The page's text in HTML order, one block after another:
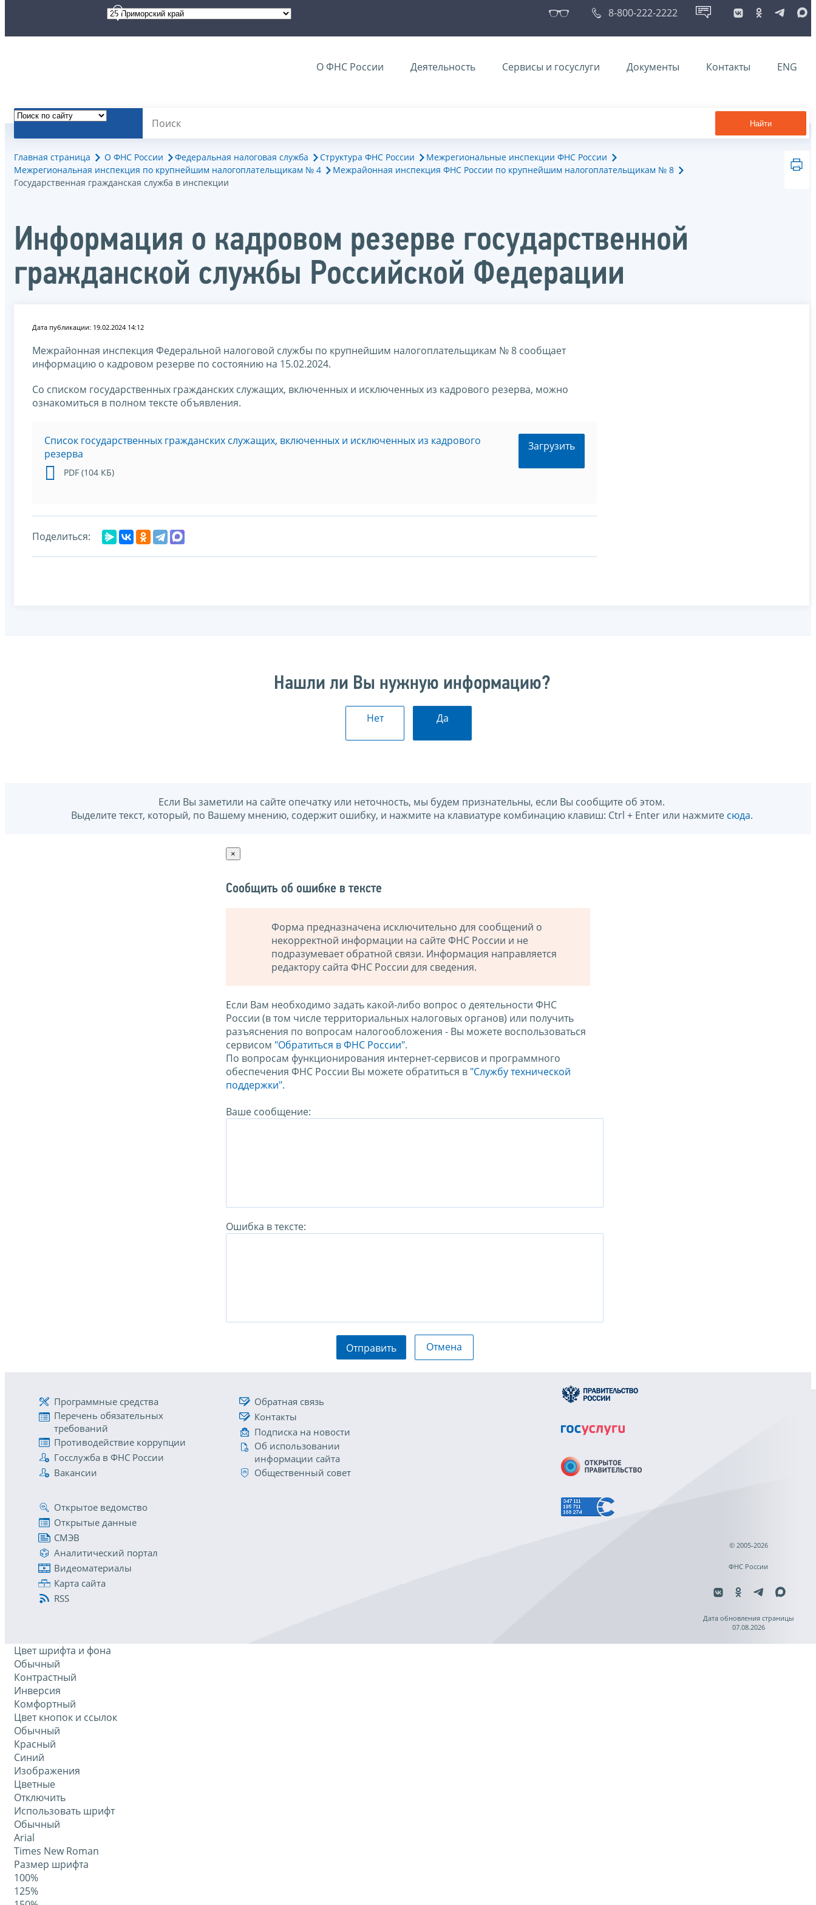
8-800-222-2222
О ФНС России Деятельность Сервисы и госуслуги Документы Контакты ENG
Найти
Главная страница О ФНС России Федеральная налоговая служба Структура ФНС России
Межрегиональные инспекции ФНС России
Межрегиональная инспекция по крупнейшим налогоплательщикам № 4
Межрайонная инспекция ФНС России по крупнейшим налогоплательщикам № 8
Государственная гражданская служба в инспекции
Информация о кадровом резерве государственной
гражданской службы Российской Федерации
Дата публикации: 19.02.2024 14:12
Межрайонная инспекция Федеральной налоговой службы по крупнейшим налогоплательщикам № 8 сообщает
информацию о кадровом резерве по состоянию на 15.02.2024.
Со списком государственных гражданских служащих, включенных и исключенных из кадрового резерва, можно
ознакомиться в полном тексте объявления.
Список государственных гражданских служащих, включенных и исключенных из кадрового
резерва
PDF (104 КБ)
Загрузить
Поделиться:
Нашли ли Вы нужную информацию?
Нет Да
Если Вы заметили на сайте опечатку или неточность, мы будем признательны, если Вы сообщите об этом.
Выделите текст, который, по Вашему мнению, содержит ошибку, и нажмите на клавиатуре комбинацию клавиш: Ctrl + Enter или нажмите сюда.
×
Сообщить об ошибке в тексте
Форма предназначена исключительно для сообщений о
некорректной информации на сайте ФНС России и не
подразумевает обратной связи. Информация направляется
редактору сайта ФНС России для сведения.
Если Вам необходимо задать какой-либо вопрос о деятельности ФНС
России (в том числе территориальных налоговых органов) или получить
разъяснения по вопросам налогообложения - Вы можете воспользоваться
сервисом "Обратиться в ФНС России".
По вопросам функционирования интернет-сервисов и программного
обеспечения ФНС России Вы можете обратиться в "Службу технической
поддержки".
Ваше сообщение:
Ошибка в тексте:
Отправить Отмена
Программные средства
Перечень обязательных
требований
Противодействие коррупции
Госслужба в ФНС России
Вакансии
Обратная связь
Контакты
Подписка на новости
Об использовании
информации сайта
Общественный совет
Открытое ведомство
Открытые данные
СМЭВ
Аналитический портал
Видеоматериалы
Карта сайта
RSS
© 2005-2026
ФНС России
Дата обновления страницы
07.08.2026
Цвет шрифта и фона
Обычный
Контрастный
Инверсия
Комфортный
Цвет кнопок и ссылок
Обычный
Красный
Синий
Изображения
Цветные
Отключить
Использовать шрифт
Обычный
Arial
Times New Roman
Размер шрифта
100%
125%